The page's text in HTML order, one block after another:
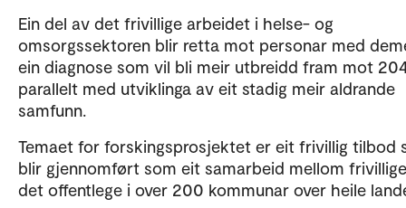
Ein del av det frivillige arbeidet i helse- og
omsorgssektoren blir retta mot personar med
ein diagnose som vil bli meir utbreidd fram mot
parallelt med utviklinga av eit stadig meir aldrande
samfunn.
Temaet for forskingsprosjektet er eit frivillig tilbod
blir gjennomført som eit samarbeid mellom
det offentlege i over 200 kommunar over heile